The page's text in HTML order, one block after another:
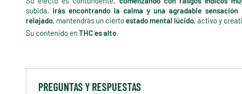
subida, irás encontrando la calma y una agradable sensación
relajado, mantendrás un ciertoestado mental lúcido, activo y
Su contenido en THC es alto.
PREGUNTAS Y RESPUESTAS